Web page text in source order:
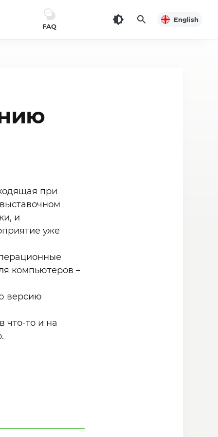
FAQ
English
при
и
уже
компьютеров –
версию
что-то и на